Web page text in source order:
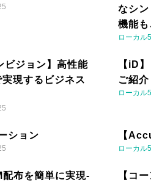
なシ
機能
ローカル
ビジョン】高性能
現するビジネス
【iD
ご紹介
ローカル
ション 【
ローカル
配布を簡単に実現-
【コ